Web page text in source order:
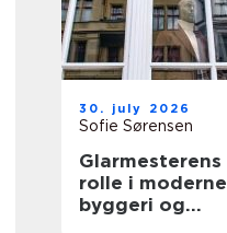
30. july 2026
Sofie Sørensen
Glarmesterens
rolle i moderne
byggeri og